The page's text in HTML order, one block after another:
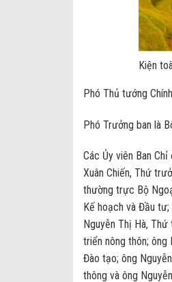
Kiện
Phó Thủ tướng
Phó Trưởng ban là
Các Ủy viên Ban
Xuân Chiến, Thứ
thường trực Bộ
Kế hoạch và Đầu
Nguyễn Thị Hà,
triển nông thôn; ông
Đào tạo; ông
thông và ông